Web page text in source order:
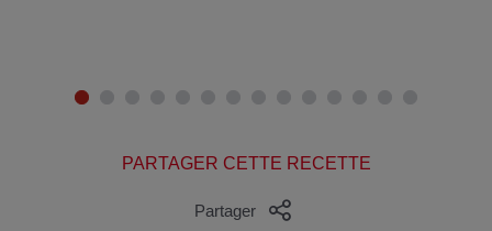
PARTAGER CETTE RECETTE
Partager